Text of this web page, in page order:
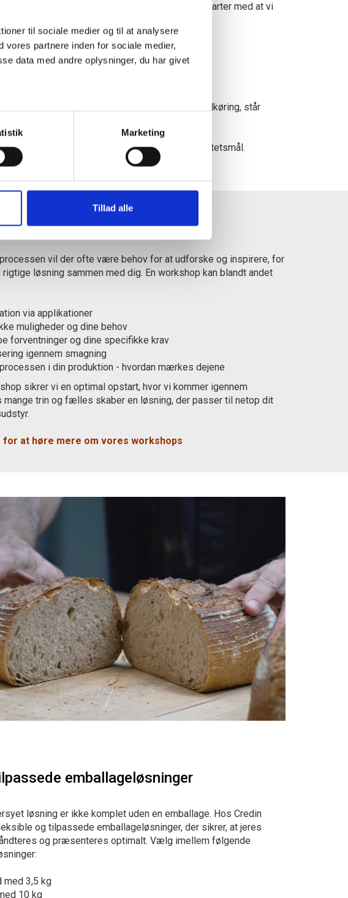
til sociale medier og til at analysere
partnere inden for sociale medier,
data med andre oplysninger, du har givet
Marketing
Tillad alle
dit behov. Vores skræddersyede løsninger starter med at vi
mod forventning støde på udfordringer efter indkøring, står
start.
for dig at opfylde dine bæredygtigheds- og kvalitetsmål.
i vores testbageri
vil der ofte være behov for at udforske og inspirere, for
rigtige løsning sammen med dig. En workshop kan blandt andet
via applikationer
muligheder og dine behov
forventninger og dine specifikke krav
igennem smagning
i din produktion - hvordan mærkes dejene
sikrer vi en optimal opstart, hvor vi kommer igennem
mange trin og fælles skaber en løsning, der passer til netop dit
for at høre mere om vores workshops
emballageløsninger
løsning er ikke komplet uden en emballage. Hos Credin
og tilpassede emballageløsninger, der sikrer, at jeres
og præsenteres optimalt. Vælg imellem følgende
med 3,5 kg
10 kg